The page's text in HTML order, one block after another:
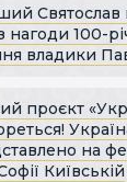
Святослав
100-
владики
проєкт
на
Київській